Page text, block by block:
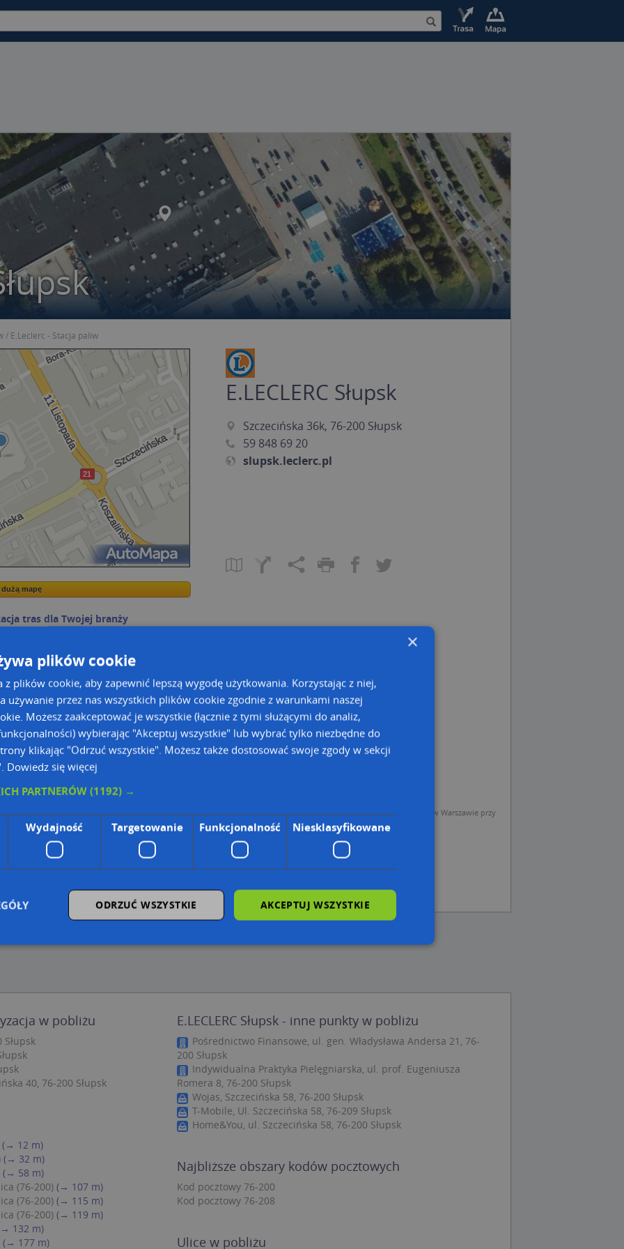
E.Leclerc - Stacja paliw
Kreatorze map Targeo
dużą mapę
mapę
tras dla Twojej branży
E.LECLERC Słupsk
Szczecińska 36k, 76-200 Słupsk
59 848 69 20
slupsk.leclerc.pl
Danych Osobowych Administratorem (RODO), administratorem danych jest AutoMapa sp. z o.o. (Operator) z siedzibą w Warszawie przy
firm i na mapach (art. 6 ust. 1 lit. f RODO)
operatora (art. 6 ust. 1 lit. f RODO)
z firmowych stron www oraz od podmiotów zewnętrznych.
odo_przetwarzanie/
w pobliżu
Słupsk
40, 76-200 Słupsk
(→ 12 m)
(→ 32 m)
(→ 58 m)
(76-200) (→ 107 m)
(76-200) (→ 115 m)
(76-200) (→ 119 m)
132 m)
(→ 177 m)
E.LECLERC Słupsk - inne punkty w pobliżu
Pośrednictwo Finansowe, ul. gen. Władysława Andersa 21, 76-
200 Słupsk
Indywidualna Praktyka Pielęgniarska, ul. prof. Eugeniusza
Romera 8, 76-200 Słupsk
Wojas, Szczecińska 58, 76-200 Słupsk
T-Mobile, Ul. Szczecińska 58, 76-209 Słupsk
Home&You, ul. Szczecińska 58, 76-200 Słupsk
Najbliższe obszary kodów pocztowych
Kod pocztowy 76-200
Kod pocztowy 76-208
Ulice w pobliżu
×
plików cookie
z plików cookie, aby zapewnić lepszą wygodę użytkowania. Korzystając z niej,
używanie przez nas wszystkich plików cookie zgodnie z warunkami naszej
Możesz zaakceptować je wszystkie (łącznie z tymi służącymi do analiz,
wybierając "Akceptuj wszystkie" lub wybrać tylko niezbędne do
klikając "Odrzuć wszystkie". Możesz także dostosować swoje zgody w sekcji
Dowiedz się więcej
PARTNERÓW(1192) →
Wydajność Targetowanie Funkcjonalność Niesklasyfikowane
AKCEPTUJ WSZYSTKIE
ODRZUĆ WSZYSTKIE
Provider /
Domena
Opis
.targeo.pl
CookieScript
1 rok 1 miesiąc
Ten plik cookie jest używany przez usługę Cookie-Script.com
do zapamiętywania preferencji dotyczących zgody
użytkownika na pliki cookie. Jest to konieczne, aby baner
cookie Cookie-Script.com działał poprawnie.
.www.targeo.pl
Provider/
Domena
Okres
przechowywania
Ten plik cookie jest używany przez Google Analytics do
utrzymywania stanu sesji.
/
Okres
Okres przechowywania